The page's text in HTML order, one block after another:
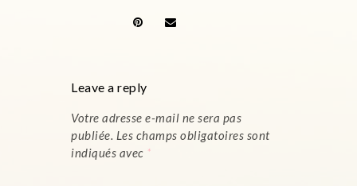
Leave a reply
Votre adresse e-mail ne sera pas
publiée. Les champs obligatoires sont
indiqués avec *